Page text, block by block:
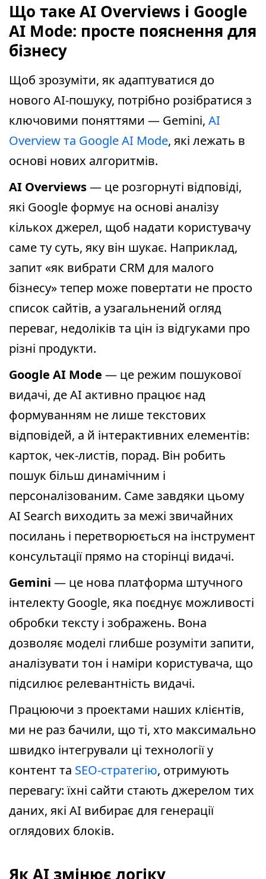
Що таке AI Overviews і Google
AI Mode: просте пояснення для
бізнесу
Щоб зрозуміти, як адаптуватися до
нового AI-пошуку, потрібно розібратися з
ключовими поняттями — Gemini, AI
Overview та Google AI Mode, які лежать в
основі нових алгоритмів.
AI Overviews— це розгорнуті відповіді,
які Google формує на основі аналізу
кількох джерел, щоб надати користувачу
саме ту суть, яку він шукає. Наприклад,
запит «як вибрати CRM для малого
бізнесу» тепер може повертати не просто
список сайтів, а узагальнений огляд
переваг, недоліків та цін із відгуками про
різні продукти.
Google AI Mode — це режим пошукової
видачі, де AI активно працює над
формуванням не лише текстових
відповідей, а й інтерактивних елементів:
карток, чек-листів, порад. Він робить
пошук більш динамічним і
персоналізованим. Саме завдяки цьому
AI Search виходить за межі звичайних
посилань і перетворюється на інструмент
консультації прямо на сторінці видачі.
Gemini — це нова платформа штучного
інтелекту Google, яка поєднує можливості
обробки тексту і зображень. Вона
дозволяє моделі глибше розуміти запити,
аналізувати тон і наміри користувача, що
підсилює релевантність видачі.
Працюючи з проектами наших клієнтів,
ми не раз бачили, що ті, хто максимально
швидко інтегрували ці технології у
контент та SEO-стратегію, отримують
перевагу: їхні сайти стають джерелом тих
даних, які AI вибирає для генерації
оглядових блоків.
Як AI змінює логіку